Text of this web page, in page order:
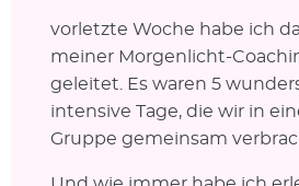
vorletzte Woche habe ich
meiner Morgenlicht-
geleitet. Es waren 5
intensive Tage, die wir in
Gruppe gemeinsam